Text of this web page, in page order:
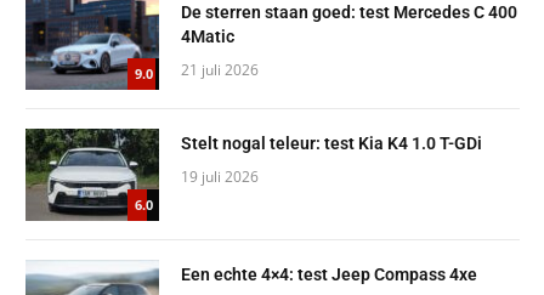
9.0
De sterren staan goed: test Mercedes C 400
4Matic
21 juli 2026
6.0
Stelt nogal teleur: test Kia K4 1.0 T-GDi
19 juli 2026
Een echte 4×4: test Jeep Compass 4xe